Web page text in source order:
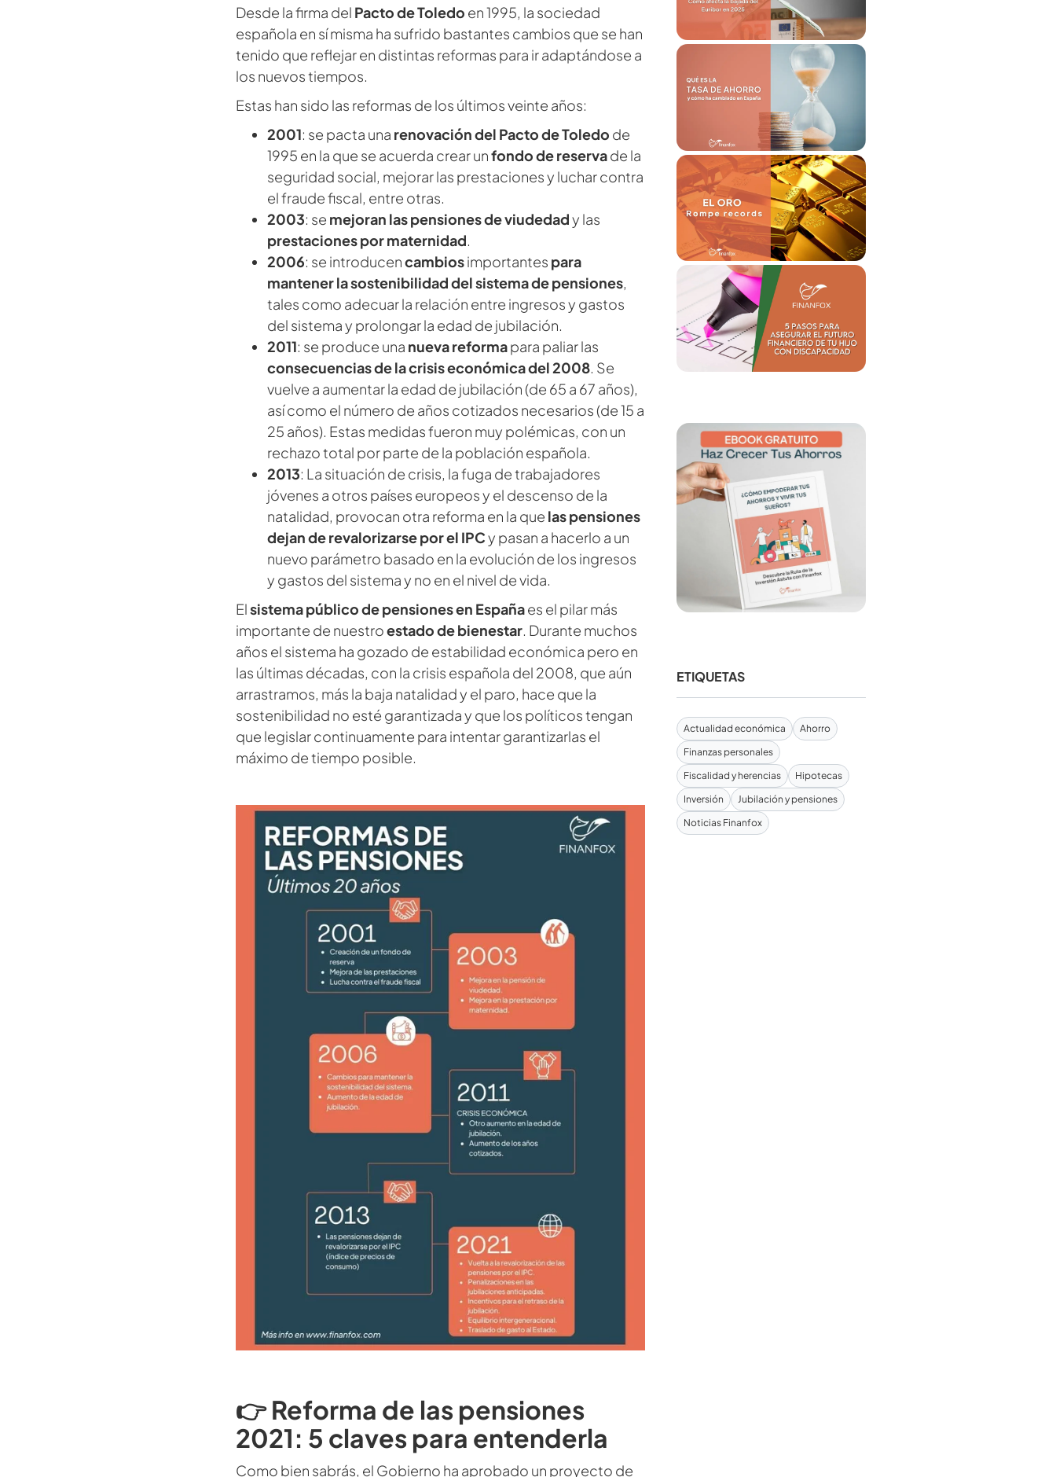
Desde la firma del Pacto de Toledo en 1995, la sociedad
española en sí misma ha sufrido bastantes cambios que se han
tenido que reflejar en distintas reformas para ir adaptándose a
los nuevos tiempos.
Estas han sido las reformas de los últimos veinte años:
2001: se pacta una renovación del Pacto de Toledo de
1995 en la que se acuerda crear unfondo de reservade la
seguridad social, mejorar las prestaciones y luchar contra
el fraude fiscal, entre otras.
2003: se mejoran las pensiones de viudedady las
prestaciones por maternidad.
2006: se introducencambiosimportantes para
mantener la sostenibilidad del sistema de pensiones,
tales como adecuar la relación entre ingresos y gastos
del sistema y prolongar la edad de jubilación.
2011: se produce una nueva reformapara paliar las
consecuencias de la crisis económica del 2008. Se
vuelve a aumentar la edad de jubilación (de 65 a 67 años),
así como el número de años cotizados necesarios (de 15 a
25 años). Estas medidas fueron muy polémicas, con un
rechazo total por parte de la población española.
2013: La situación de crisis, la fuga de trabajadores
jóvenes a otros países europeos y el descenso de la
natalidad, provocan otra reforma en la que las pensiones
dejan de revalorizarse por el IPCy pasan a hacerlo a un
nuevo parámetro basado en la evolución de los ingresos
y gastos del sistema y no en el nivel de vida.
Elsistema público de pensiones en Españaes el pilar más
importante de nuestroestado de bienestar. Durante muchos
años el sistema ha gozado de estabilidad económica pero en
las últimas décadas, con la crisis española del 2008, que aún
arrastramos, más la baja natalidad y el paro, hace que la
sostenibilidad no esté garantizada y que los políticos tengan
que legislar continuamente para intentar garantizarlas el
máximo de tiempo posible.
👉 Reforma de las pensiones
2021: 5 claves para entenderla
Como bien sabrás, el Gobierno ha aprobado un proyecto de
ETIQUETAS
Actualidad económica
Ahorro
Finanzas personales
Fiscalidad y herencias
Hipotecas
Inversión
Jubilación y pensiones
Noticias Finanfox